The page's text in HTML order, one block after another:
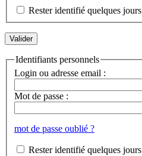
Rester identifié quelques jours
Identifiants personnels
Login ou adresse email :
Mot de passe :
mot de passe oublié ?
Rester identifié quelques jours